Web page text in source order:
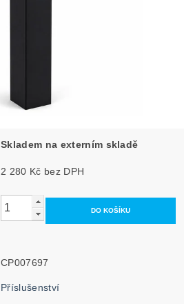
Skladem na externím skladě
2 280 Kč bez DPH
CP007697
Příslušenství